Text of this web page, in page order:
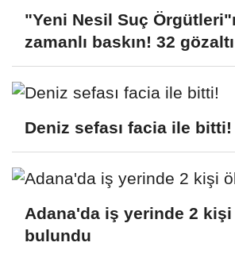
"Yeni Nesil Suç
zamanlı baskın! 32 gözaltı
Deniz sefası facia ile bitti!
Adana'da iş yerinde 2
bulundu